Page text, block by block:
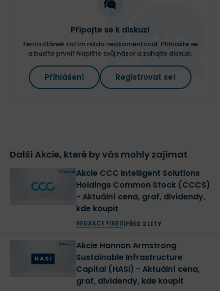
Připojte se k diskuzi
Tento článek zatím nikdo neokomentoval. Přihlašte se
a buďte první! Napište svůj názor a zahajte diskuzi.
Přihlášení Registrovat se!
Další Akcie, které by vás mohly zajímat
Akcie CCC Intelligent Solutions
Holdings Common Stock (CCCS)
- Aktuální cena, graf, dividendy,
kde koupit
REDAKCE FINEX| PŘED 2 LETY
Akcie Hannon Armstrong
Sustainable Infrastructure
Capital (HASI) - Aktuální cena,
graf, dividendy, kde koupit